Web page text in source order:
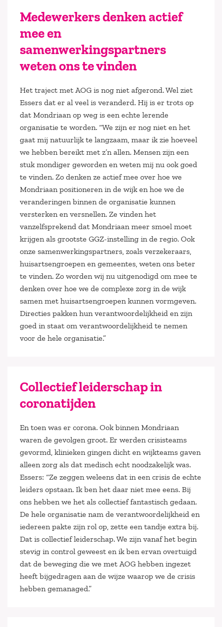
Medewerkers denken actief
mee en
samenwerkingspartners
weten ons te vinden
Het traject met AOG is nog niet afgerond. Wel ziet
Essers dat er al veel is veranderd. Hij is er trots op
dat Mondriaan op weg is een echte lerende
organisatie te worden. “We zijn er nog niet en het
gaat mij natuurlijk te langzaam, maar ik zie hoeveel
we hebben bereikt met z’n allen. Mensen zijn een
stuk mondiger geworden en weten mij nu ook goed
te vinden. Zo denken ze actief mee over hoe we
Mondriaan positioneren in de wijk en hoe we de
veranderingen binnen de organisatie kunnen
versterken en versnellen. Ze vinden het
vanzelfsprekend dat Mondriaan meer smoel moet
krijgen als grootste GGZ-instelling in de regio. Ook
onze samenwerkingspartners, zoals verzekeraars,
huisartsengroepen en gemeentes, weten ons beter
te vinden. Zo worden wij nu uitgenodigd om mee te
denken over hoe we de complexe zorg in de wijk
samen met huisartsengroepen kunnen vormgeven.
Directies pakken hun verantwoordelijkheid en zijn
goed in staat om verantwoordelijkheid te nemen
voor de hele organisatie.”
Collectief leiderschap in
coronatijden
En toen was er corona. Ook binnen Mondriaan
waren de gevolgen groot. Er werden crisisteams
gevormd, klinieken gingen dicht en wijkteams gaven
alleen zorg als dat medisch echt noodzakelijk was.
Essers: “Ze zeggen weleens dat in een crisis de echte
leiders opstaan. Ik ben het daar niet mee eens. Bij
ons hebben we het als collectief fantastisch gedaan.
De hele organisatie nam de verantwoordelijkheid en
iedereen pakte zijn rol op, zette een tandje extra bij.
Dat is collectief leiderschap. We zijn vanaf het begin
stevig in control geweest en ik ben ervan overtuigd
dat de beweging die we met AOG hebben ingezet
heeft bijgedragen aan de wijze waarop we de crisis
hebben gemanaged.”